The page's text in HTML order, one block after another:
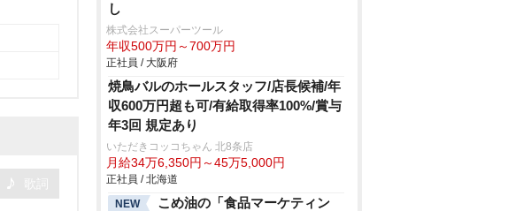
し
株式会社スーパーツール
年収500万円～700万円
正社員 / 大阪府
焼鳥バルのホールスタッフ/店長候補/年
収600万円超も可/有給取得率100%/賞与
年3回 規定あり
いただきコッコちゃん 北8条店
月給34万6,350円～45万5,000円
正社員 / 北海道
NEW
こめ油の「食品マーケティン